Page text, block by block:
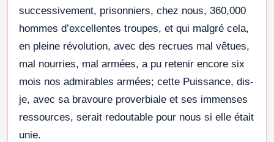
successivement, prisonniers, chez nous, 360,000
hommes d’excellentes troupes, et qui malgré cela,
en pleine révolution, avec des recrues mal vêtues,
mal nourries, mal armées, a pu retenir encore six
mois nos admirables armées; cette Puissance, dis-
je, avec sa bravoure proverbiale et ses immenses
ressources, serait redoutable pour nous si elle était
unie.